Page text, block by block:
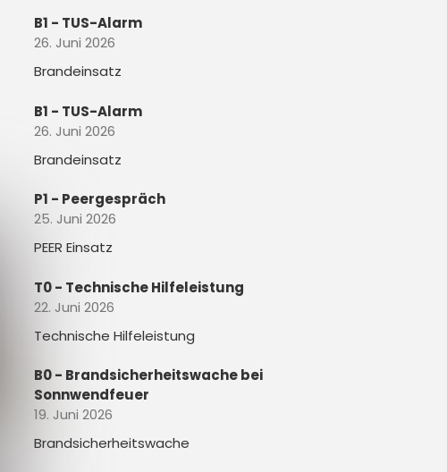
B1 - TUS-Alarm
26. Juni 2026
Brandeinsatz
B1 - TUS-Alarm
26. Juni 2026
Brandeinsatz
P1 - Peergespräch
25. Juni 2026
PEER Einsatz
T0 - Technische Hilfeleistung
22. Juni 2026
Technische Hilfeleistung
B0 - Brandsicherheitswache bei
Sonnwendfeuer
19. Juni 2026
Brandsicherheitswache